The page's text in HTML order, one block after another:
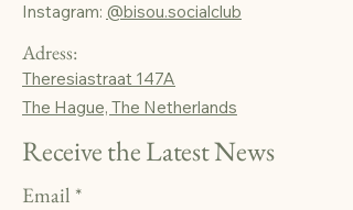
Instagram: @bisou.socialclub
Adress:
Theresiastraat 147A
The Hague, The Netherlands
Receive the Latest News
Email *